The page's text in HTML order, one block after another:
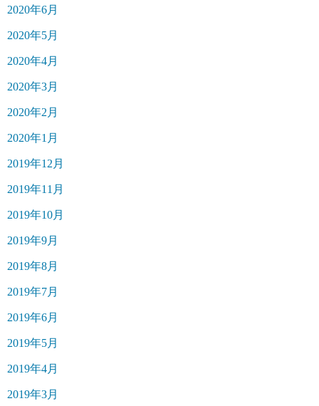
2020年6月
2020年5月
2020年4月
2020年3月
2020年2月
2020年1月
2019年12月
2019年11月
2019年10月
2019年9月
2019年8月
2019年7月
2019年6月
2019年5月
2019年4月
2019年3月